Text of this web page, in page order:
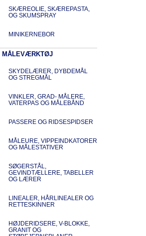
SKÆREOLIE, SKÆREPASTA,
OG SKUMSPRAY
MINIKERNEBOR
MÅLEVÆRKTØJ
SKYDELÆRER, DYBDEMÅL
OG STREGMÅL
VINKLER, GRAD- MÅLERE,
VATERPAS OG MÅLEBÅND
PASSERE OG RIDSESPIDSER
MÅLEURE, VIPPEINDKATORER
OG MÅLESTATIVER
SØGERSTÅL,
GEVINDTÆLLERE, TABELLER
OG LÆRER
LINEALER, HÅRLINEALER OG
RETTESKINNER
HØJDERIDSERE, V-BLOKKE,
GRANIT OG